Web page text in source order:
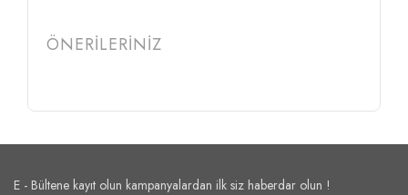
ÖNERİLERİNİZ
E - Bültene kayıt olun kampanyalardan ilk siz haberdar olun !